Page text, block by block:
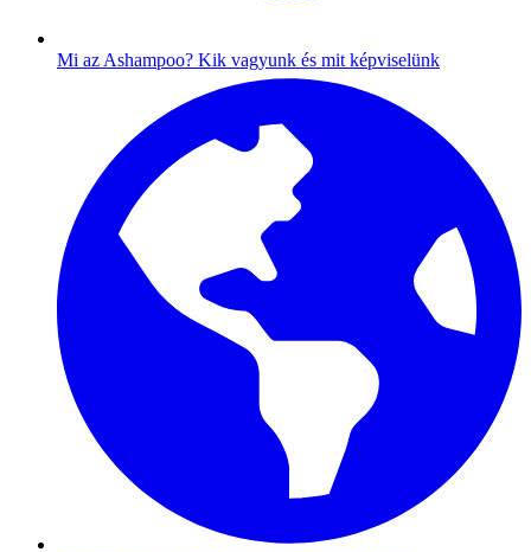
Mi az Ashampoo? Kik vagyunk és mit képviselünk